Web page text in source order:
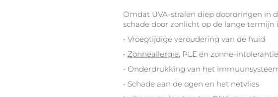
Omdat UVA-stralen diep doordringen in
schade door zonlicht op de lange termijn
Vroegtijdige veroudering van de huid
Zonneallergie, PLE en zonne-intolerantie
Onderdrukking van het
Schade aan de ogen en het netvlies